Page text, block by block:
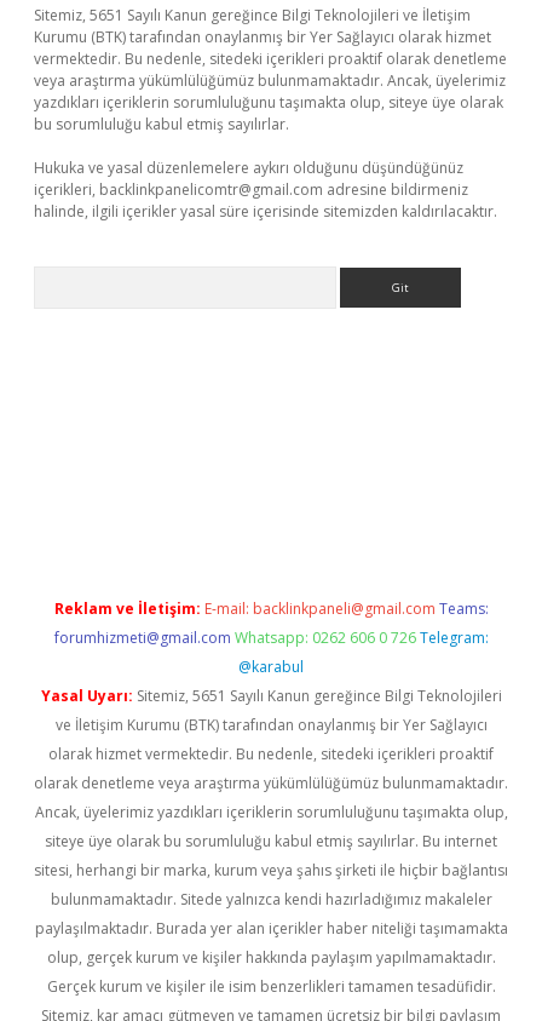
Sitemiz, 5651 Sayılı Kanun gereğince Bilgi Teknolojileri ve İletişim
Kurumu (BTK) tarafından onaylanmış bir Yer Sağlayıcı olarak hizmet
vermektedir. Bu nedenle, sitedeki içerikleri proaktif olarak denetleme
veya araştırma yükümlülüğümüz bulunmamaktadır. Ancak, üyelerimiz
yazdıkları içeriklerin sorumluluğunu taşımakta olup, siteye üye olarak
bu sorumluluğu kabul etmiş sayılırlar.
Hukuka ve yasal düzenlemelere aykırı olduğunu düşündüğünüz
içerikleri, backlinkpanelicomtr@gmail.com adresine bildirmeniz
halinde, ilgili içerikler yasal süre içerisinde sitemizden kaldırılacaktır.
Reklam ve İletişim: E-mail: backlinkpaneli@gmail.com Teams:
forumhizmeti@gmail.com Whatsapp: 0262 606 0 726 Telegram:
@karabul
Yasal Uyarı: Sitemiz, 5651 Sayılı Kanun gereğince Bilgi Teknolojileri
ve İletişim Kurumu (BTK) tarafından onaylanmış bir Yer Sağlayıcı
olarak hizmet vermektedir. Bu nedenle, sitedeki içerikleri proaktif
olarak denetleme veya araştırma yükümlülüğümüz bulunmamaktadır.
Ancak, üyelerimiz yazdıkları içeriklerin sorumluluğunu taşımakta olup,
siteye üye olarak bu sorumluluğu kabul etmiş sayılırlar. Bu internet
sitesi, herhangi bir marka, kurum veya şahıs şirketi ile hiçbir bağlantısı
bulunmamaktadır. Sitede yalnızca kendi hazırladığımız makaleler
paylaşılmaktadır. Burada yer alan içerikler haber niteliği taşımamakta
olup, gerçek kurum ve kişiler hakkında paylaşım yapılmamaktadır.
Gerçek kurum ve kişiler ile isim benzerlikleri tamamen tesadüfidir.
Sitemiz, kar amacı gütmeyen ve tamamen ücretsiz bir bilgi paylaşım